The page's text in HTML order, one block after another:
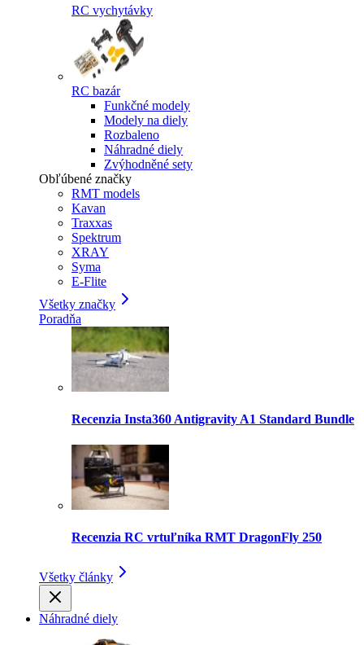
RC vychytávky
RC bazár
Funkčné modely
Modely na diely
Rozbaleno
Náhradné diely
Zvýhodněné sety
Obľúbené značky
RMT models
Kavan
Traxxas
Spektrum
XRAY
Syma
E-Flite
Všetky značky
Poradňa
Recenzia Insta360 Antigravity A1 Standard Bundle
Recenzia RC vrtuľníka RMT DragonFly 250
Všetky články
Náhradné diely